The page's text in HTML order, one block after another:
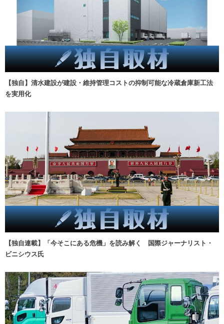
【独自】清水建設が建設・維持管理コストの抑制可能な冷蔵倉庫新工法
を実用化
【独自連載】「今そこにある危機」を読み解く 国際ジャーナリスト・
ビニシウス氏